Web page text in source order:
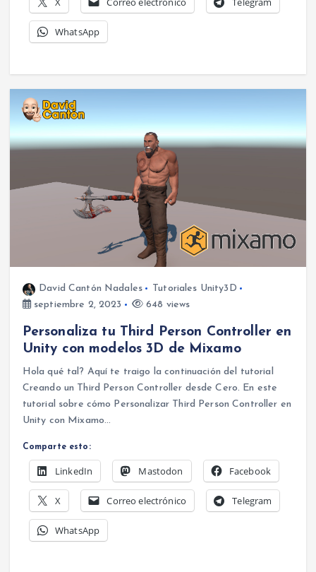
WhatsApp
David Cantón Nadales
Tutoriales Unity3D
septiembre 2, 2023
648 views
Personaliza tu Third Person Controller en
Unity con modelos 3D de Mixamo
Hola qué tal? Aquí te traigo la continuación del tutorial
Creando un Third Person Controller desde Cero. En este
tutorial sobre cómo Personalizar Third Person Controller en
Unity con Mixamo…
Comparte esto:
LinkedIn Mastodon Facebook
X Correo electrónico Telegram
WhatsApp